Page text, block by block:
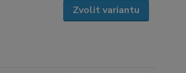
Zvolit variantu